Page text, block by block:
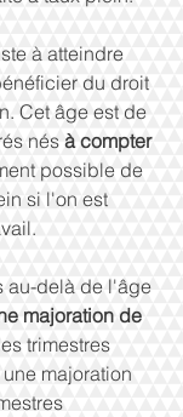
à atteindre
du droit
Cet âge est de
nés à compter
possible de
si l'on est
au-delà de l'âge
majoration de
trimestres
majoration